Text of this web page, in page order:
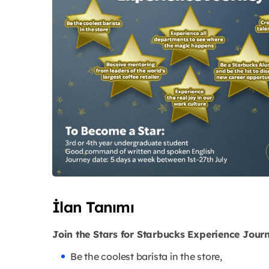
İlan Tanımı
Join the Stars for Starbucks Experience
Be the coolest barista in the store,